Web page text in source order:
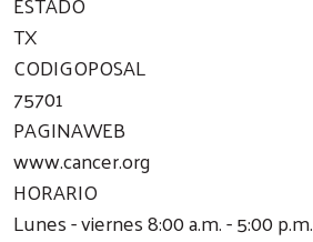
TX
CODIGOPOSAL
75701
PAGINAWEB
www.cancer.org
HORARIO
Lunes - viernes 8:00 a.m. - 5:00 p.m.